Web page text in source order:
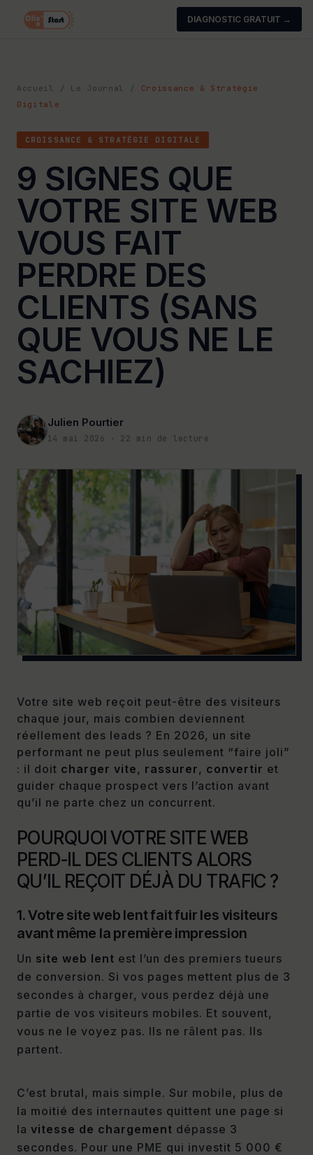
DIAGNOSTIC GRATUIT →
Accueil / Le Journal /
Croissance & Stratégie
Digitale
CROISSANCE & STRATÉGIE DIGITALE
9 SIGNES QUE
VOTRE SITE WEB
VOUS FAIT
PERDRE DES
CLIENTS (SANS
QUE VOUS NE LE
SACHIEZ)
Julien Pourtier
14 mai 2026 · 22 min de lecture
Votre site web reçoit peut-être des visiteurs
chaque jour, mais combien deviennent
réellement des leads ? En 2026, un site
performant ne peut plus seulement “faire joli”
: il doit charger vite, rassurer, convertir et
guider chaque prospect vers l’action avant
qu’il ne parte chez un concurrent.
POURQUOI VOTRE SITE WEB
PERD-IL DES CLIENTS ALORS
QU’IL REÇOIT DÉJÀ DU TRAFIC ?
1. Votre site web lent fait fuir les visiteurs
avant même la première impression
Un site web lent est l’un des premiers tueurs
de conversion. Si vos pages mettent plus de 3
secondes à charger, vous perdez déjà une
partie de vos visiteurs mobiles. Et souvent,
vous ne le voyez pas. Ils ne râlent pas. Ils
partent.
C’est brutal, mais simple. Sur mobile, plus de
la moitié des internautes quittent une page si
la vitesse de chargement dépasse 3
secondes. Pour une PME qui investit 5 000 €